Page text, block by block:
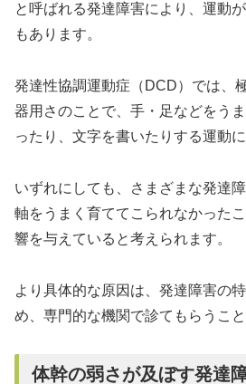
と呼ばれる発達障害により、運動
もあります。
発達性協調運動症（DCD）では、
器用さのことで、手・足などをう
ったり、文字を書いたりする運動
いずれにしても、さまざまな発達
軸をうまく育ててこられなかった
響を与えていると考えられます。
より具体的な原因は、発達障害の
め、専門的な機関で診てもらうこと
体幹の弱さが及ぼす発達